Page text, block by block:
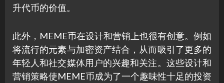
升代币的价值。
此外，MEME币在设计和营销上也很有创意。例如
将流行的元素与加密资产结合，从而吸引了更多的
年轻人和社交媒体用户的兴趣和关注。这些设计和
营销策略使MEME币成为了一个趣味性十足的投资